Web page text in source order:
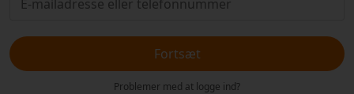
Fortsæt
Problemer med at logge ind?